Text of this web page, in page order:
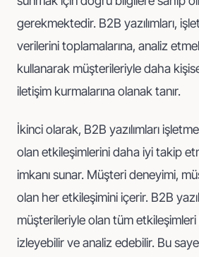
gerekmektedir. B2B yazılımları,
verilerini toplamalarına, analiz
kullanarak müşterileriyle daha
iletişim kurmalarına olanak tanır.
İkinci olarak, B2B yazılımları
olan etkileşimlerini daha iyi takip
imkanı sunar. Müşteri deneyimi,
olan her etkileşimini içerir. B2B
müşterileriyle olan tüm
izleyebilir ve analiz edebilir. Bu